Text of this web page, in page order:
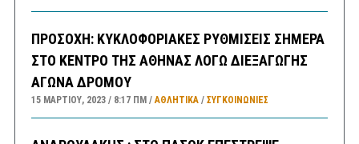
ΠΡΟΣΟΧΗ: ΚΥΚΛΟΦΟΡΙΑΚΕΣ ΡΥΘΜΙΣΕΙΣ ΣΗΜΕΡΑ
ΣΤΟ ΚΕΝΤΡΟ ΤΗΣ ΑΘΗΝΑΣ ΛΟΓΩ ΔΙΕΞΑΓΩΓΗΣ
ΑΓΩΝΑ ΔΡΟΜΟΥ
15 ΜΑΡΤΊΟΥ, 2023 8:17 ΠΜ ΑΘΛΗΤΙΚΑ/ ΣΥΓΚΟΙΝΩΝΊΕΣ